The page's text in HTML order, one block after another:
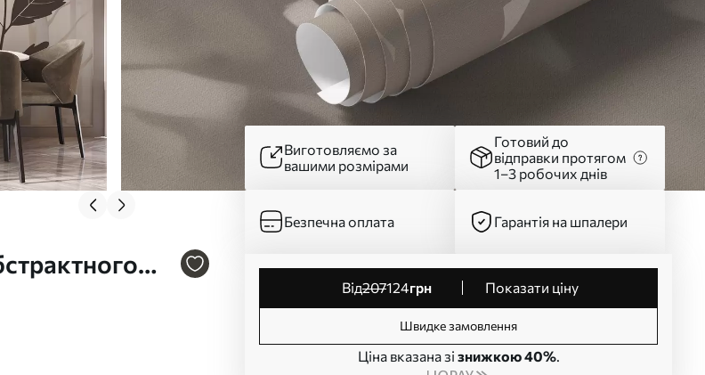
Виготовляємо за
вашими розмірами
Готовий до
відправки протягом
1–3 робочих днів
Безпечна оплата Гарантія на шпалери
від207124грн Показати ціну
Швидке замовлення
Ціна вказана зі знижкою 40%.